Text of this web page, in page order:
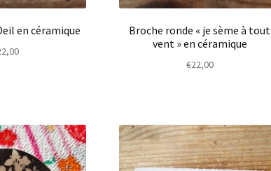
en céramique
Broche ronde « je sème à tout
vent » en céramique
€22,00